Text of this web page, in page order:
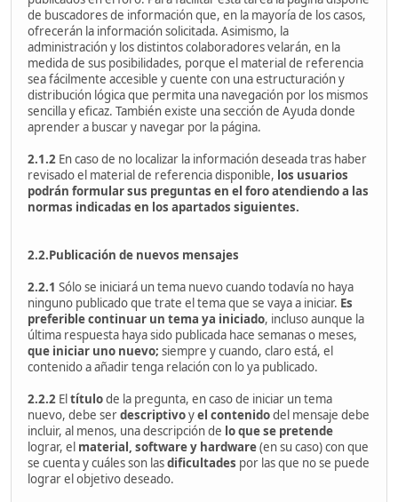
de buscadores de información que, en la mayoría de los casos,
ofrecerán la información solicitada. Asimismo, la
administración y los distintos colaboradores velarán, en la
medida de sus posibilidades, porque el material de referencia
sea fácilmente accesible y cuente con una estructuración y
distribución lógica que permita una navegación por los mismos
sencilla y eficaz. También existe una sección de Ayuda donde
aprender a buscar y navegar por la página.
2.1.2 En caso de no localizar la información deseada tras haber
revisado el material de referencia disponible, los usuarios
podrán formular sus preguntas en el foro atendiendo a las
normas indicadas en los apartados siguientes.
2.2.Publicación de nuevos mensajes
2.2.1 Sólo se iniciará un tema nuevo cuando todavía no haya
ninguno publicado que trate el tema que se vaya a iniciar. Es
preferible continuar un tema ya iniciado, incluso aunque la
última respuesta haya sido publicada hace semanas o meses,
que iniciar uno nuevo; siempre y cuando, claro está, el
contenido a añadir tenga relación con lo ya publicado.
2.2.2 El títulode la pregunta, en caso de iniciar un tema
nuevo, debe serdescriptivoyel contenidodel mensaje debe
incluir, al menos, una descripción de lo que se pretende
lograr, el material, software y hardware(en su caso) con que
se cuenta y cuáles son lasdificultades por las que no se puede
lograr el objetivo deseado.